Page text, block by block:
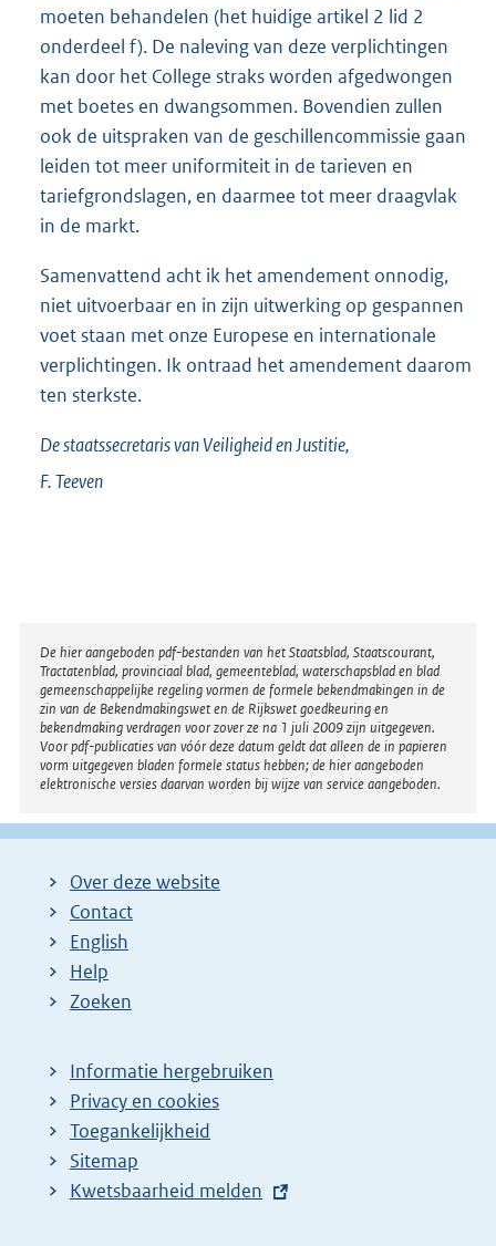
moeten behandelen (het huidige artikel 2 lid 2
onderdeel f). De naleving van deze verplichtingen
kan door het College straks worden afgedwongen
met boetes en dwangsommen. Bovendien zullen
ook de uitspraken van de geschillencommissie gaan
leiden tot meer uniformiteit in de tarieven en
tariefgrondslagen, en daarmee tot meer draagvlak
in de markt.
Samenvattend acht ik het amendement onnodig,
niet uitvoerbaar en in zijn uitwerking op gespannen
voet staan met onze Europese en internationale
verplichtingen. Ik ontraad het amendement daarom
ten sterkste.
De staatssecretaris van Veiligheid en Justitie,
F.Teeven
Disclaimer
De hier aangeboden pdf-bestanden van het Staatsblad, Staatscourant,
Tractatenblad, provinciaal blad, gemeenteblad, waterschapsblad en blad
gemeenschappelijke regeling vormen de formele bekendmakingen in de
zin van de Bekendmakingswet en de Rijkswet goedkeuring en
bekendmaking verdragen voor zover ze na 1 juli 2009 zijn uitgegeven.
Voor pdf-publicaties van vóór deze datum geldt dat alleen de in papieren
vorm uitgegeven bladen formele status hebben; de hier aangeboden
elektronische versies daarvan worden bij wijze van service aangeboden.
Over deze website
Contact
English
Help
Zoeken
Informatie hergebruiken
Privacy en cookies
Toegankelijkheid
Sitemap
E
Kwetsbaarheid melden